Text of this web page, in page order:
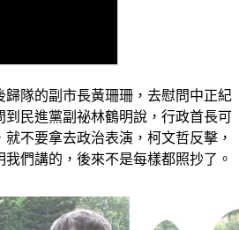
歸隊的副市長黃珊珊，去慰問中正紀
到民進黨副祕林鶴明說，行政首長可
不要拿去政治表演，柯文哲反擊，
們講的，後來不是每樣都照抄了。